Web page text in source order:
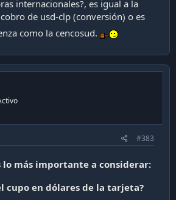
internacionales?, es igual a la
de usd-clp (conversión) o es
como la cencosud.
#383
lo más importante a considerar:
cupo en dólares de la tarjeta?